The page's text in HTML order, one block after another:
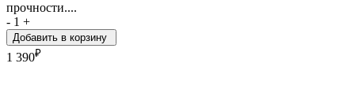
прочности....
- 1 +
Добавить в корзину
1 390₽